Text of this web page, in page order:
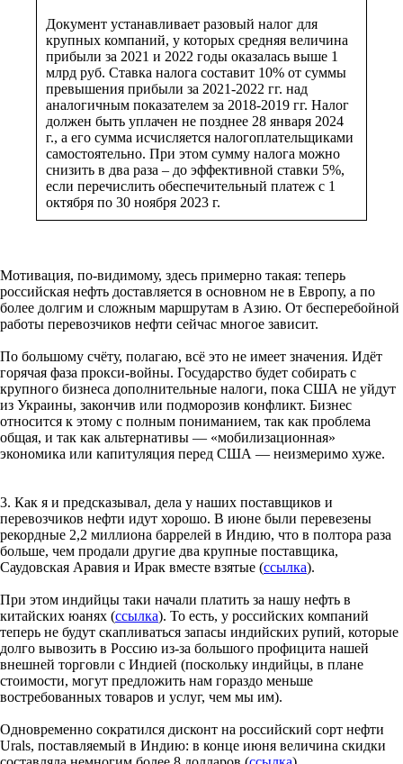
Документ устанавливает разовый налог для
крупных компаний, у которых средняя величина
прибыли за 2021 и 2022 годы оказалась выше 1
млрд руб. Ставка налога составит 10% от суммы
превышения прибыли за 2021-2022 гг. над
аналогичным показателем за 2018-2019 гг. Налог
должен быть уплачен не позднее 28 января 2024
г., а его сумма исчисляется налогоплательщиками
самостоятельно. При этом сумму налога можно
снизить в два раза – до эффективной ставки 5%,
если перечислить обеспечительный платеж с 1
октября по 30 ноября 2023 г.
Мотивация, по-видимому, здесь примерно такая: теперь
российская нефть доставляется в основном не в Европу, а по
более долгим и сложным маршрутам в Азию. От бесперебойной
работы перевозчиков нефти сейчас многое зависит.
По большому счёту, полагаю, всё это не имеет значения. Идёт
горячая фаза прокси-войны. Государство будет собирать с
крупного бизнеса дополнительные налоги, пока США не уйдут
из Украины, закончив или подморозив конфликт. Бизнес
относится к этому с полным пониманием, так как проблема
общая, и так как альтернативы — «мобилизационная»
экономика или капитуляция перед США — неизмеримо хуже.
3. Как я и предсказывал, дела у наших поставщиков и
перевозчиков нефти идут хорошо. В июне были перевезены
рекордные 2,2 миллиона баррелей в Индию, что в полтора раза
больше, чем продали другие два крупные поставщика,
Саудовская Аравия и Ирак вместе взятые (ссылка).
При этом индийцы таки начали платить за нашу нефть в
китайских юанях (ссылка). То есть, у российских компаний
теперь не будут скапливаться запасы индийских рупий, которые
долго вывозить в Россию из-за большого профицита нашей
внешней торговли с Индией (поскольку индийцы, в плане
стоимости, могут предложить нам гораздо меньше
востребованных товаров и услуг, чем мы им).
Одновременно сократился дисконт на российский сорт нефти
Urals, поставляемый в Индию: в конце июня величина скидки